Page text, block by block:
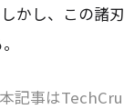
し、この諸刃
本記事は